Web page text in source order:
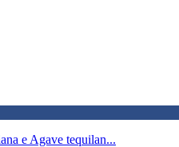
e Agave tequilan...